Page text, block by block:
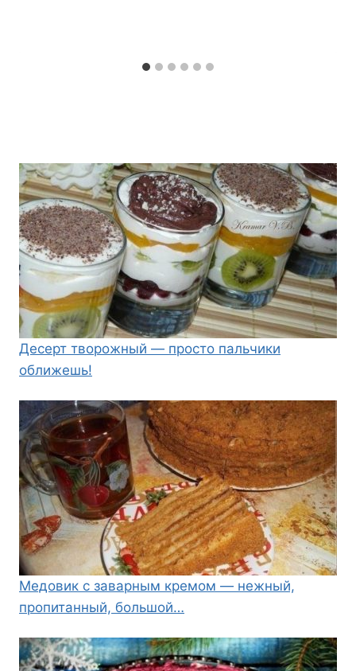
Десерт творожный — просто пальчики
оближешь!
Медовик с заварным кремом — нежный,
пропитанный, большой…